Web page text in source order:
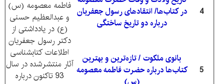
4
در کتاب‌ها/ انتقادهای رسول جعفریان
درباره دو تاریخ ساختگی
فاطمه معصومه (س)
و عبدالعظیم حسنی
(ع) در یادداشتی از
دکتر رسول جعفریان
5
بانوی ملکوت / تازه‌ترین و بهترین
کتاب‌ها درباره حضرت فاطمه معصومه
اطلاعات کتابشناسی
آثار منتشرشده در سال
93 تاکنون درباره